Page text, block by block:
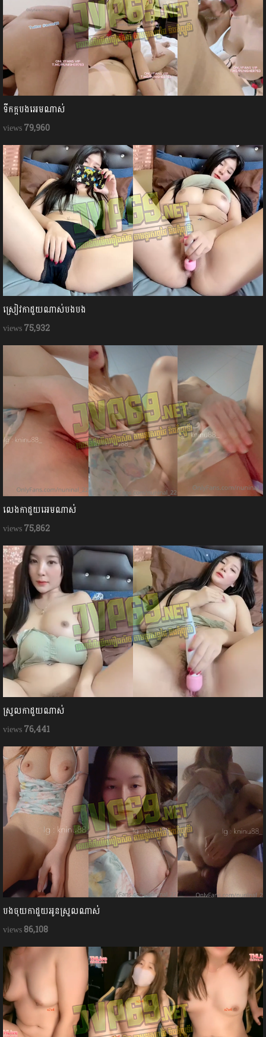
ទឹកក្ដបងអេមណាស់
79,960
ស្រៀវកាដួយណាស់បងបង
75,932
លេងកាដួយអេមណាស់
75,862
ស្រួលកាដួយណាស់
76,441
បងចុយកាដួយអូនស្រួលណាស់
86,108